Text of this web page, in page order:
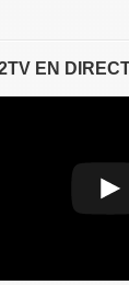
EN
Play